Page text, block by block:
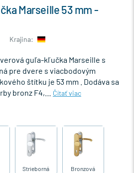
Marseille 53 mm -
Krajina:
guľa-kľučka Marseille s
pre dvere s viacbodovým
štítku je 53 mm . Dodáva sa
bronz F4,…
Čítať viac
Strieborná Bronzová